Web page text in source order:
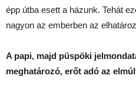
épp útba esett a házunk. Tehát
nagyon az emberben az
A papi, majd püspöki
meghatározó, erőt adó az